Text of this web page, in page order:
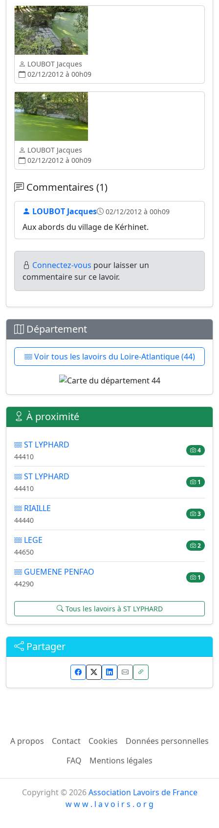
LOUBOT Jacques
02/12/2012 à 00h09
LOUBOT Jacques
02/12/2012 à 00h09
Commentaires (1)
LOUBOT Jacques 02/12/2012 à 00h09
Aux abords du village de Kérhinet.
Connectez-vous pour laisser un
commentaire sur ce lavoir.
Département
Voir tous les lavoirs du Loire-Atlantique (44)
À proximité
ST LYPHARD
44410
4
ST LYPHARD
44410
1
RIAILLE
44440
3
LEGE
44650
2
GUEMENE PENFAO
44290
1
Tous les lavoirs à ST LYPHARD
Partager
A propos Contact Cookies
Données personnelles
FAQ
Mentions légales
Copyright © 2026Association Lavoirs de France
w w w . l a v o i r s . o r g